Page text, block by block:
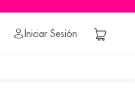
Iniciar Sesión